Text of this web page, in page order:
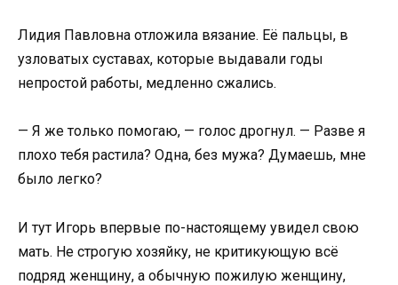
Лидия Павловна отложила вязание. Её пальцы, в
узловатых суставах, которые выдавали годы
непростой работы, медленно сжались.
— Я же только помогаю, — голос дрогнул. — Разве я
плохо тебя растила? Одна, без мужа? Думаешь, мне
было легко?
И тут Игорь впервые по-настоящему увидел свою
мать. Не строгую хозяйку, не критикующую всё
подряд женщину, а обычную пожилую женщину,